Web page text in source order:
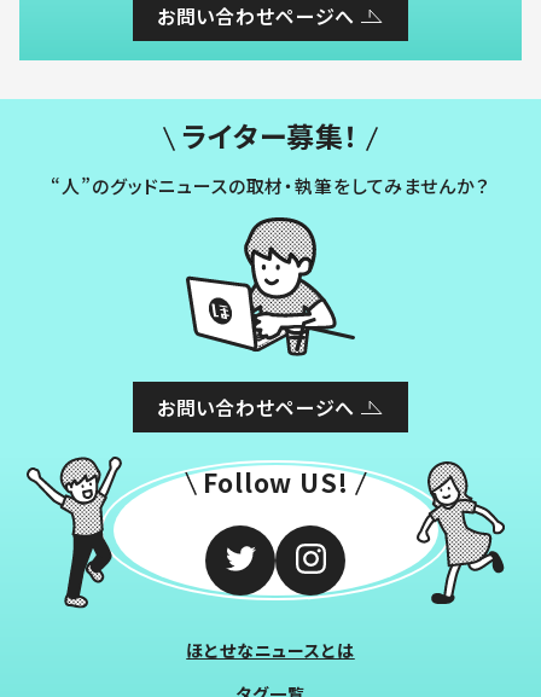
お問い合わせページへ
ライター募集！
“人”のグッドニュースの取材・執筆をしてみませんか？
お問い合わせページへ
Follow US!
ほとせなニュースとは